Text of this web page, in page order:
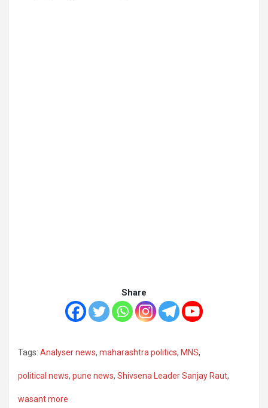
Share
Tags: Analyser news, maharashtra politics, MNS,
political news, pune news, Shivsena Leader Sanjay Raut,
wasant more